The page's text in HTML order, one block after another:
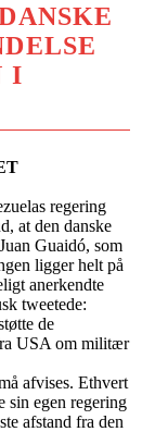
I
regering
at den danske
Guaidó, som
ligger helt på
anerkendte
tweetede:
de
USA om militær
afvises. Ethvert
sin egen regering
afstand fra den